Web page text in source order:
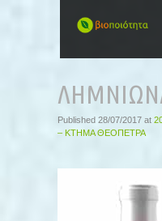
CONTENT
Published 28/07/2017 at
– ΚΤΗΜΑ ΘΕΟΠΕΤΡΑ